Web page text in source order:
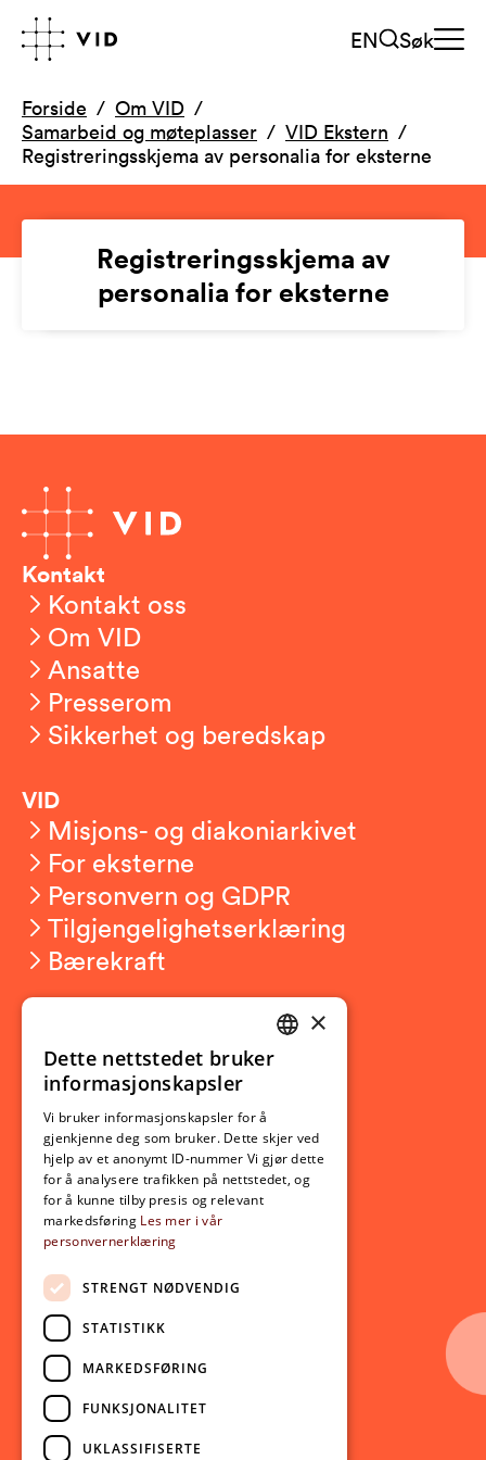
EN Søk
Forside
Om VID
Samarbeid og møteplasser
VID Ekstern
Registreringsskjema av personalia for eksterne
Registreringsskjema av
personalia for eksterne
Kontakt
Kontakt oss
Om VID
Ansatte
Presserom
Sikkerhet og beredskap
VID
Misjons- og diakoniarkivet
For eksterne
Personvern og GDPR
Tilgjengelighetserklæring
Bærekraft
Ny student
Utveksling
Opptak
Lov- og regelverk
Aktuelt
Nyheter
Arrangementer
Nyhetsbrev
Ledige stillinger
Følg oss på sosiale medier:
Facebook
Instagram
NORWEGIAN
×
Dette nettstedet bruker
informasjonskapsler
Vi bruker informasjonskapsler for å
gjenkjenne deg som bruker. Dette skjer ved
hjelp av et anonymt ID-nummer Vi gjør dette
for å analysere trafikken på nettstedet, og
for å kunne tilby presis og relevant
markedsføring Les mer i vår
personvernerklæring
STRENGT NØDVENDIG
STATISTIKK
MARKEDSFØRING
FUNKSJONALITET
UKLASSIFISERTE